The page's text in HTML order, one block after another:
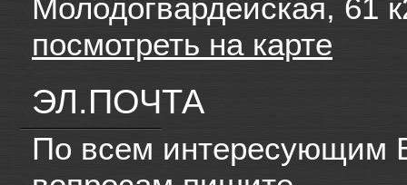
Молодогвардейская, 61
посмотреть на карте
ЭЛ.ПОЧТА
По всем интересующим